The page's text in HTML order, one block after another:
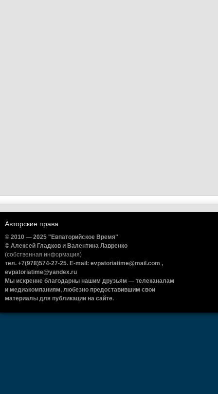
Авторские права
© 2010 — 2025 "Евпаторийское Время"
© Алексей Гладков и Валентина Лавренко
(собственная информация)
тел. +7(978)574-27-25. E-mail: evpatoriatime@mail.com ,
evpatoriatime@yandex.ru
Мы искренне благодарны нашим друзьям — телеканалам
и медиакомпаниям, любезно предоставившим свои
материалы для публикации на сайте.